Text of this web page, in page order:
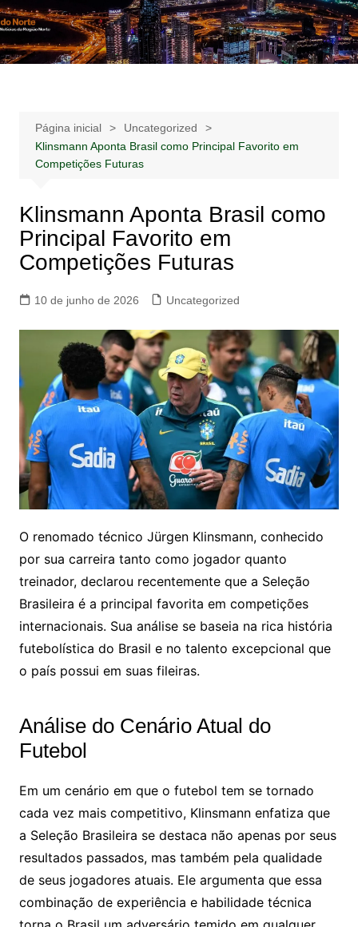
Ir
para
o
Notícias –
Publicidades –
Notícias – Publicidades – Anúncios
Página inicial
Uncategorized
Klinsmann Aponta Brasil como Principal Favorito em
Competições Futuras
Klinsmann Aponta Brasil como
Principal Favorito em
Competições Futuras
10 de junho de 2026 Uncategorized
O renomado técnico Jürgen Klinsmann, conhecido
por sua carreira tanto como jogador quanto
treinador, declarou recentemente que a Seleção
Brasileira é a principal favorita em competições
internacionais. Sua análise se baseia na rica história
futebolística do Brasil e no talento excepcional que
o país possui em suas fileiras.
Análise do Cenário Atual do
Futebol
Em um cenário em que o futebol tem se tornado
cada vez mais competitivo, Klinsmann enfatiza que
a Seleção Brasileira se destaca não apenas por seus
resultados passados, mas também pela qualidade
de seus jogadores atuais. Ele argumenta que essa
combinação de experiência e habilidade técnica